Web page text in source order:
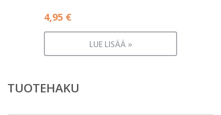
4,95 €
LUE LISÄÄ »
TUOTEHAKU